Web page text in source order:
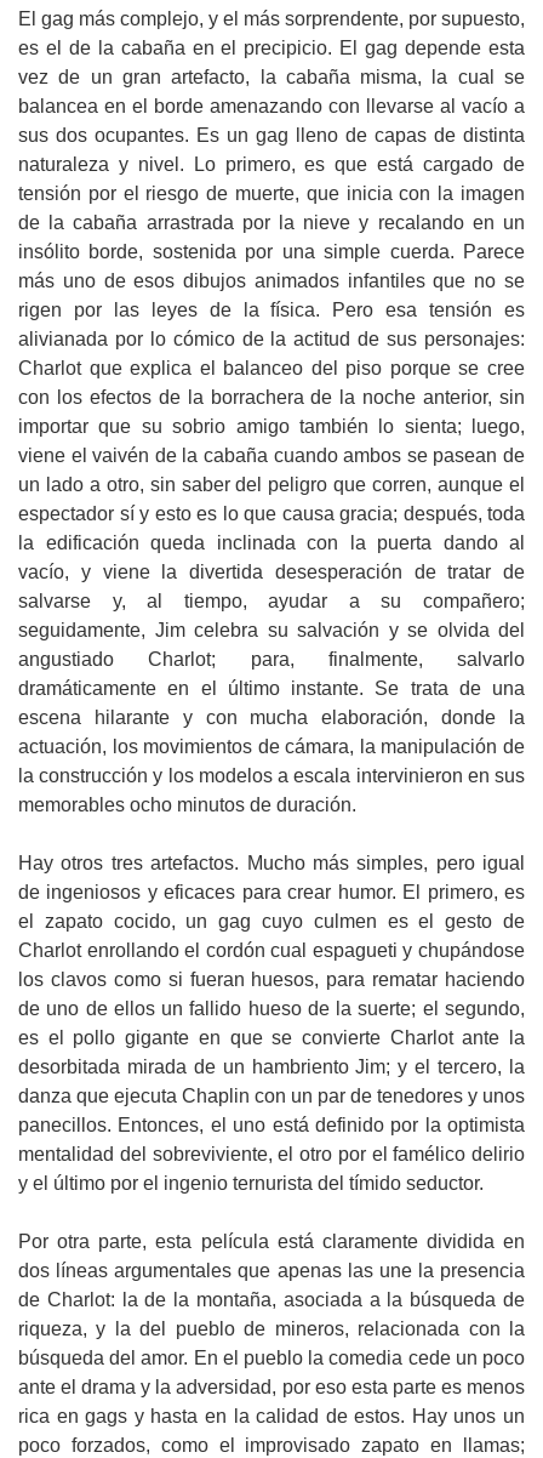
El gag más complejo, y el más sorprendente, por supuesto,
es el de la cabaña en el precipicio. El gag depende esta
vez de un gran artefacto, la cabaña misma, la cual se
balancea en el borde amenazando con llevarse al vacío a
sus dos ocupantes. Es un gag lleno de capas de distinta
naturaleza y nivel. Lo primero, es que está cargado de
tensión por el riesgo de muerte, que inicia con la imagen
de la cabaña arrastrada por la nieve y recalando en un
insólito borde, sostenida por una simple cuerda. Parece
más uno de esos dibujos animados infantiles que no se
rigen por las leyes de la física. Pero esa tensión es
alivianada por lo cómico de la actitud de sus personajes:
Charlot que explica el balanceo del piso porque se cree
con los efectos de la borrachera de la noche anterior, sin
importar que su sobrio amigo también lo sienta; luego,
viene el vaivén de la cabaña cuando ambos se pasean de
un lado a otro, sin saber del peligro que corren, aunque el
espectador sí y esto es lo que causa gracia; después, toda
la edificación queda inclinada con la puerta dando al
vacío, y viene la divertida desesperación de tratar de
salvarse y, al tiempo, ayudar a su compañero;
seguidamente, Jim celebra su salvación y se olvida del
angustiado Charlot; para, finalmente, salvarlo
dramáticamente en el último instante. Se trata de una
escena hilarante y con mucha elaboración, donde la
actuación, los movimientos de cámara, la manipulación de
la construcción y los modelos a escala intervinieron en sus
memorables ocho minutos de duración.
Hay otros tres artefactos. Mucho más simples, pero igual
de ingeniosos y eficaces para crear humor. El primero, es
el zapato cocido, un gag cuyo culmen es el gesto de
Charlot enrollando el cordón cual espagueti y chupándose
los clavos como si fueran huesos, para rematar haciendo
de uno de ellos un fallido hueso de la suerte; el segundo,
es el pollo gigante en que se convierte Charlot ante la
desorbitada mirada de un hambriento Jim; y el tercero, la
danza que ejecuta Chaplin con un par de tenedores y unos
panecillos. Entonces, el uno está definido por la optimista
mentalidad del sobreviviente, el otro por el famélico delirio
y el último por el ingenio ternurista del tímido seductor.
Por otra parte, esta película está claramente dividida en
dos líneas argumentales que apenas las une la presencia
de Charlot: la de la montaña, asociada a la búsqueda de
riqueza, y la del pueblo de mineros, relacionada con la
búsqueda del amor. En el pueblo la comedia cede un poco
ante el drama y la adversidad, por eso esta parte es menos
rica en gags y hasta en la calidad de estos. Hay unos un
poco forzados, como el improvisado zapato en llamas;